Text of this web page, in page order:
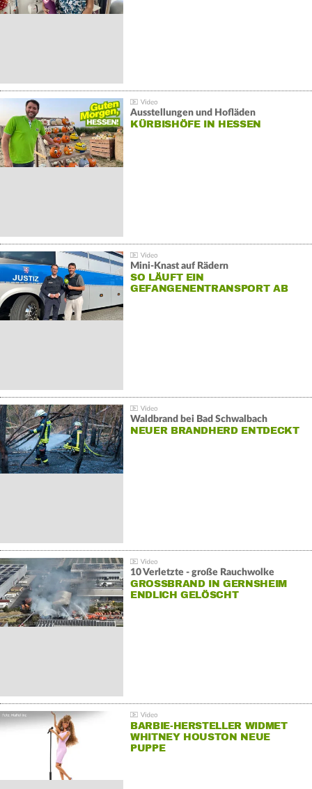
Ausstellungen und Hofläden
KÜRBISHÖFE IN HESSEN
Mini-Knast auf Rädern
SO LÄUFT EIN
GEFANGENENTRANSPORT AB
Waldbrand bei Bad Schwalbach
NEUER BRANDHERD ENTDECKT
10 Verletzte - große Rauchwolke
GROSSBRAND IN GERNSHEIM E
NDLICH GELÖSCHT
BARBIE-HERSTELLER WIDMET
WHITNEY HOUSTON NEUE
PUPPE